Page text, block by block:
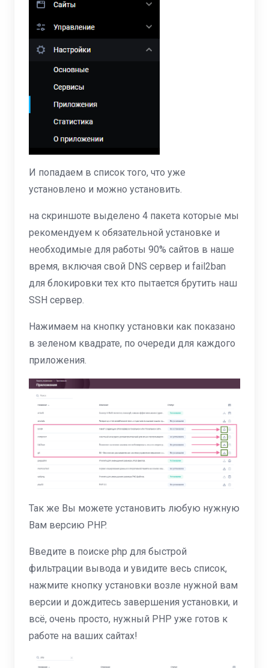
И попадаем в список того, что уже
установлено и можно установить.
на скриншоте выделено 4 пакета которые мы
рекомендуем к обязательной установке и
необходимые для работы 90% сайтов в наше
время, включая свой DNS сервер и fail2ban
для блокировки тех кто пытается брутить наш
SSH сервер.
Нажимаем на кнопку установки как показано
в зеленом квадрате, по очереди для каждого
приложения.
Так же Вы можете установить любую нужную
Вам версию PHP.
Введите в поиске php для быстрой
фильтрации вывода и увидите весь список,
нажмите кнопку установки возле нужной вам
версии и дождитесь завершения установки, и
всё, очень просто, нужный PHP уже готов к
работе на ваших сайтах!